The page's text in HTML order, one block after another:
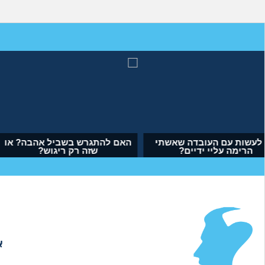
האם להתגרש
שזה רק
מה לעשות עם העובדה שאשתי
הרימה עליי ידיים?
אודות